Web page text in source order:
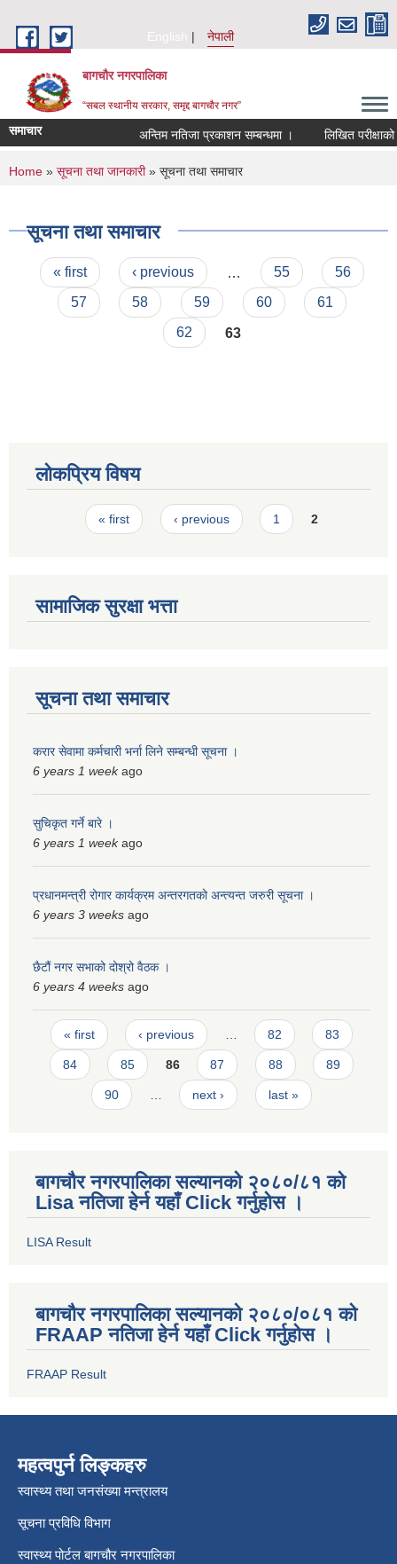
English
नेपाली
बागचौर नगरपालिका
“सबल स्थानीय सरकार, समृद्द बागचौर नगर”
समाचार अन्तिम नतिजा प्रकाशन सम्बन्धमा । लिखित
You are here
Home » सूचना तथा जानकारी» सूचना तथा समाचार
सूचना तथा समाचार
Pages
« first ‹ previous 55
56
57
58 59 60
61
62
63
लोकप्रिय विषय
Pages« first ‹ previous 1 2
सामाजिक सुरक्षा भत्ता
सूचना तथा समाचार
करार सेवामा कर्मचारी भर्ना लिने सम्बन्धी सूचना ।
6 years 1 weekago
सुचिकृत गर्ने बारे ।
6 years 1 weekago
प्रधानमन्त्री रोगार कार्यक्रम अन्तरगतको अन्त्यन्त जरुरी सूचना ।
6 years 3 weeks ago
छैटौं नगर सभाको दोश्रो वैठक ।
6 years 4 weeks ago
Pages
« first ‹ previous … 82 83
84 85 86 87 88 89
90 … next › last »
बागचौर नगरपालिका सल्यानको २०८०/८१ को
Lisa नतिजा हेर्न यहाँ Click गर्नुहोस ।
LISA Result
बागचौर नगरपालिका सल्यानको २०८०/०८१ को
FRAAP नतिजा हेर्न यहाँ Click गर्नुहोस ।
FRAAP Result
महत्वपुर्न लिङ्कहरु
स्वास्थ्य तथा जनसंख्या मन्त्रालय
सूचना प्रविधि विभाग
स्वास्थ्य पोर्टल बागचौर नगरपालिका